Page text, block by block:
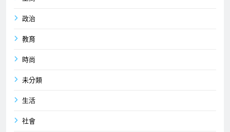
政治
教育
時尚
未分類
生活
社會